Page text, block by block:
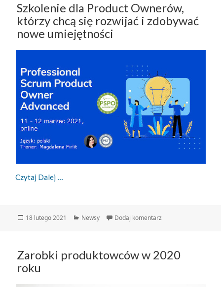
Szkolenie dla Product Ownerów,
którzy chcą się rozwijać i zdobywać
nowe umiejętności
Czytaj Dalej
Data
18 lutego 2021 Kategorie
Newsy Dodaj komentarz
Zarobki produktowców w 2020
roku